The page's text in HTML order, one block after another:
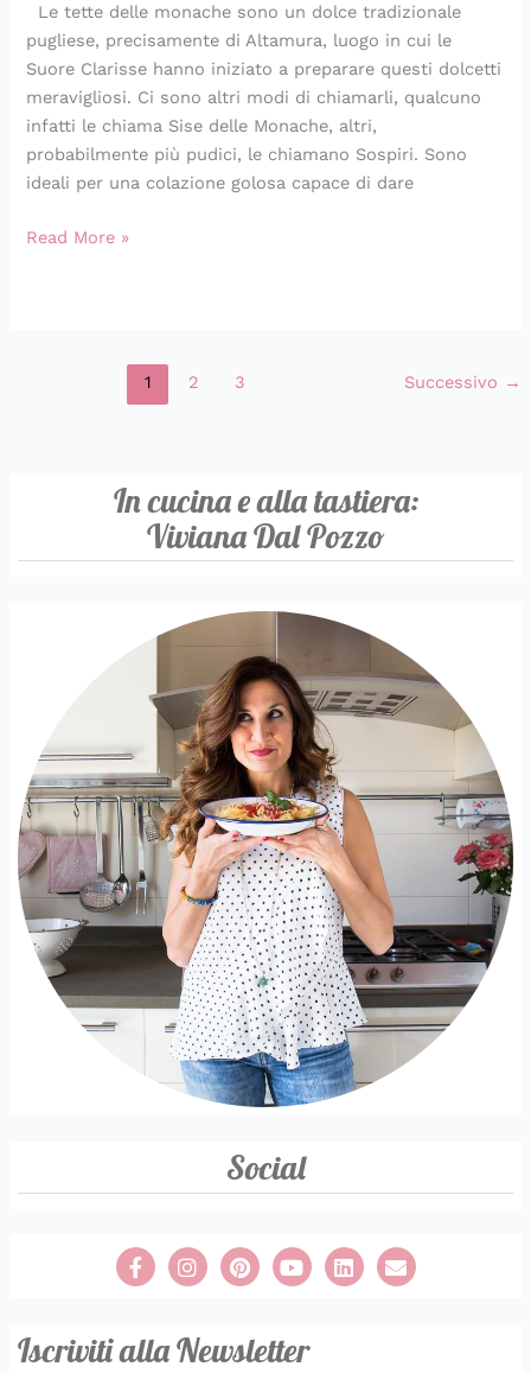
Le tette delle monache sono un dolce tradizionale
pugliese, precisamente di Altamura, luogo in cui le
Suore Clarisse hanno iniziato a preparare questi dolcetti
meravigliosi. Ci sono altri modi di chiamarli, qualcuno
infatti le chiama Sise delle Monache, altri,
probabilmente più pudici, le chiamano Sospiri. Sono
ideali per una colazione golosa capace di dare
Read More »
1 2 3 Successivo →
In cucina e alla tastiera:
Viviana Dal Pozzo
Social
Iscriviti alla Newsletter